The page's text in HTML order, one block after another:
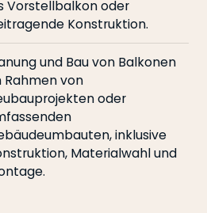
Vorstellbalkon oder
Konstruktion.
und Bau von Balkonen
Rahmen von
oder
inklusive
Materialwahl und